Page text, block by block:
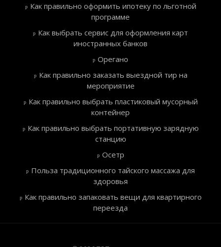
Как правильно оформить ипотеку по льготной
программе
Как выбрать сервис для оформления карт
иностранных банков
Орегано
Как правильно заказать выездной тир на
мероприятие
Как правильно выбрать пластиковый мусорный
контейнер
Как правильно выбрать портативную зарядную
станцию
Осетр
Польза традиционного тайского массажа для
здоровья
Как правильно запаковать вещи для квартирного
переезда